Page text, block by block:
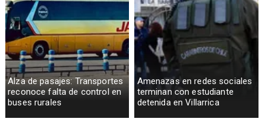
Alza de pasajes: Transportes
reconoce falta de control en
buses rurales
Amenazas en redes sociales
terminan con estudiante
detenida en Villarrica